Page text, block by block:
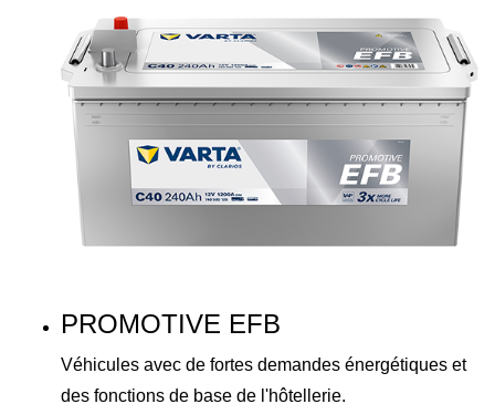
PROMOTIVE EFB
Véhicules avec de fortes demandes énergétiques et
des fonctions de base de l'hôtellerie.